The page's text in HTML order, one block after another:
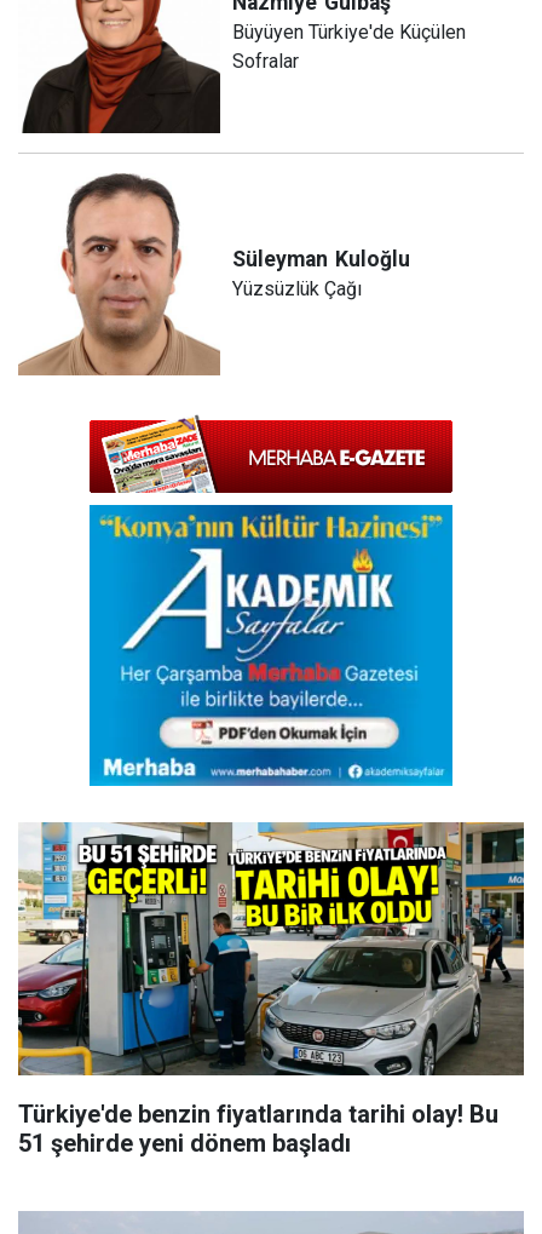
Büyüyen Türkiye'de Küçülen
Sofralar
Süleyman Kuloğlu
Yüzsüzlük Çağı
Türkiye'de benzin fiyatlarında tarihi olay! Bu
51 şehirde yeni dönem başladı